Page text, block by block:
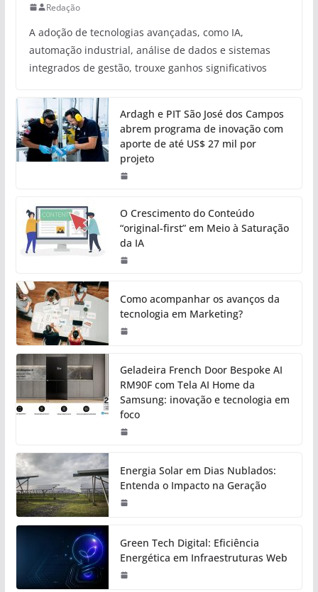
Redação
A adoção de tecnologias avançadas, como IA,
automação industrial, análise de dados e sistemas
integrados de gestão, trouxe ganhos significativos
Ardagh e PIT São José dos Campos
abrem programa de inovação com
aporte de até US$ 27 mil por
projeto
O Crescimento do Conteúdo
“original-first” em Meio à Saturação
da IA
Como acompanhar os avanços da
tecnologia em Marketing?
Geladeira French Door Bespoke AI
RM90F com Tela AI Home da
Samsung: inovação e tecnologia em
foco
Energia Solar em Dias Nublados:
Entenda o Impacto na Geração
Green Tech Digital: Eficiência
Energética em Infraestruturas Web